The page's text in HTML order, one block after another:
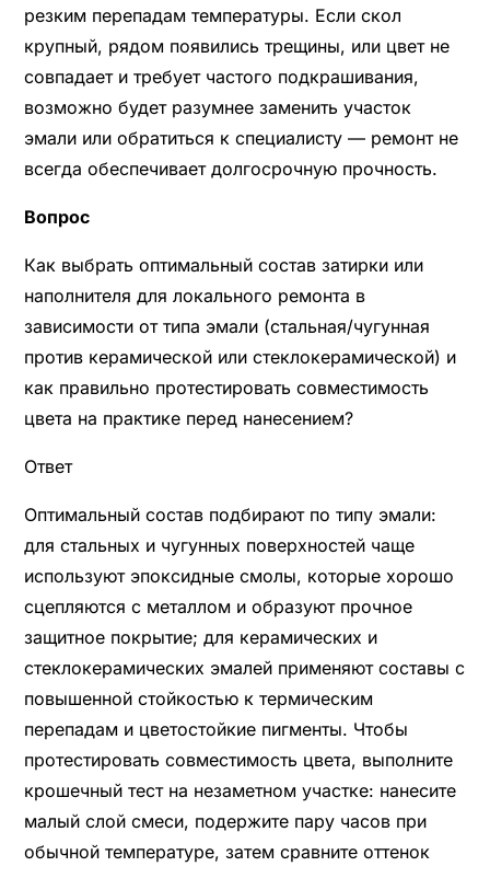
резким перепадам температуры. Если скол
крупный, рядом появились трещины, или цвет не
совпадает и требует частого подкрашивания,
возможно будет разумнее заменить участок
эмали или обратиться к специалисту — ремонт не
всегда обеспечивает долгосрочную прочность.
Вопрос
Как выбрать оптимальный состав затирки или
наполнителя для локального ремонта в
зависимости от типа эмали (стальная/чугунная
против керамической или стеклокерамической) и
как правильно протестировать совместимость
цвета на практике перед нанесением?
Ответ
Оптимальный состав подбирают по типу эмали:
для стальных и чугунных поверхностей чаще
используют эпоксидные смолы, которые хорошо
сцепляются с металлом и образуют прочное
защитное покрытие; для керамических и
стеклокерамических эмалей применяют составы с
повышенной стойкостью к термическим
перепадам и цветостойкие пигменты. Чтобы
протестировать совместимость цвета, выполните
крошечный тест на незаметном участке: нанесите
малый слой смеси, подержите пару часов при
обычной температуре, затем сравните оттенок